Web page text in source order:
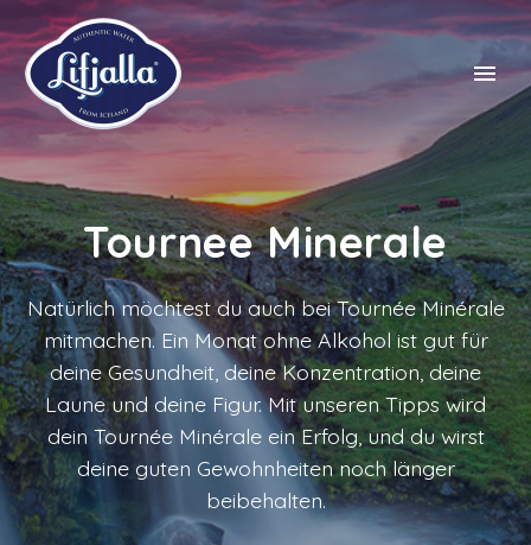
NL
FR
EN
DE
Tournee Minerale
Natürlich möchtest du auch bei Tournée Minérale
mitmachen. Ein Monat ohne Alkohol ist gut für
deine Gesundheit, deine Konzentration, deine
Laune und deine Figur. Mit unseren Tipps wird
dein Tournée Minérale ein Erfolg, und du wirst
deine guten Gewohnheiten noch länger
beibehalten.